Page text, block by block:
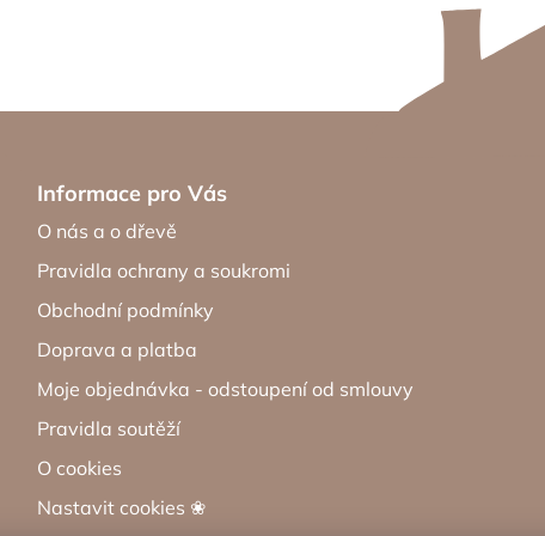
Informace pro Vás
O nás a o dřevě
Pravidla ochrany a soukromi
Obchodní podmínky
Doprava a platba
Moje objednávka - odstoupení od smlouvy
Pravidla soutěží
O cookies
Nastavit cookies ❀